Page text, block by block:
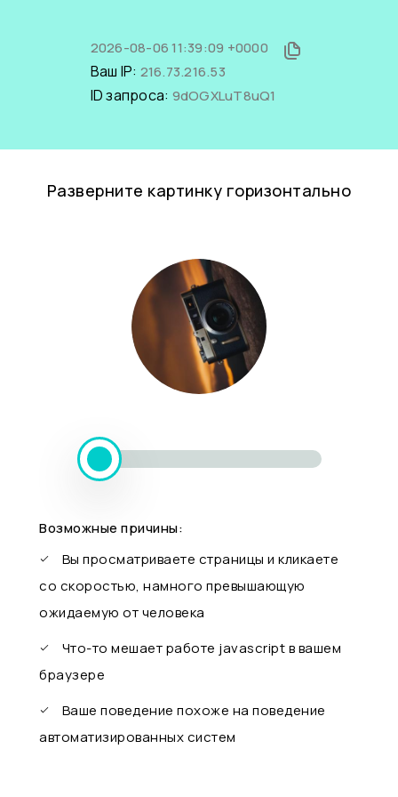
2026-08-06 11:39:09 +0000
Ваш IP: 216.73.216.53
ID запроса: 9dOGXLuT8uQ1
Разверните картинку горизонтально
Возможные причины:
Вы просматриваете страницы и кликаете
со скоростью, намного превышающую
ожидаемую от человека
Что-то мешает работе javascript в вашем
браузере
Ваше поведение похоже на поведение
автоматизированных систем